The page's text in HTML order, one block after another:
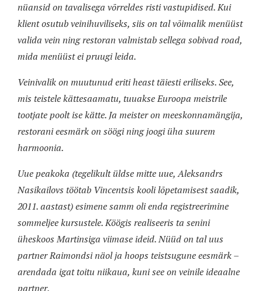
nüansid on tavalisega võrreldes risti vastupidised. Kui
klient osutub veinihuviliseks, siis on tal võimalik menüüst
valida vein ning restoran valmistab sellega sobivad road,
mida menüüst ei pruugi leida.
Veinivalik on muutunud eriti heast täiesti eriliseks. See,
mis teistele kättesaamatu, tuuakse Euroopa meistrile
tootjate poolt ise kätte. Ja meister on meeskonnamängija,
restorani eesmärk on söögi ning joogi üha suurem
harmoonia.
Uue peakoka (tegelikult üldse mitte uue, Aleksandrs
Nasikailovs töötab Vincentsis kooli lõpetamisest saadik,
2011. aastast) esimene samm oli enda registreerimine
sommeljee kursustele. Köögis realiseeris ta senini
üheskoos Martinsiga viimase ideid.Nüüd on tal uus
partner Raimondsi näol ja hoops teistsugune eesmärk –
arendada igat toitu niikaua, kuni see on veinile ideaalne
partner.